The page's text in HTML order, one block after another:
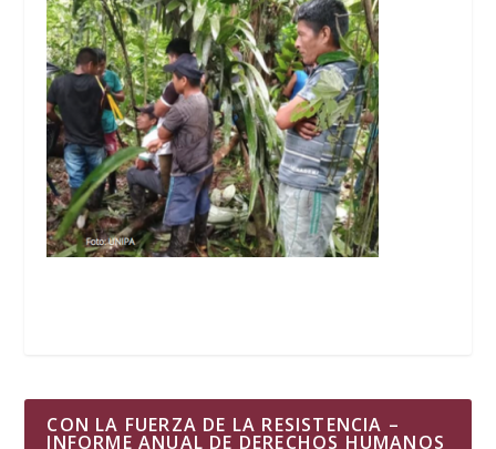
CON LA FUERZA DE LA RESISTENCIA –
INFORME ANUAL DE DERECHOS HUMANOS